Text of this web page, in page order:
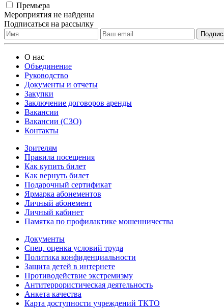
Премьера
Мероприятия не найдены
Подписаться на рассылку
О нас
Объединение
Руководство
Документы и отчеты
Закупки
Заключение договоров аренды
Вакансии
Вакансии (СЗО)
Контакты
Зрителям
Правила посещения
Как купить билет
Как вернуть билет
Подарочный сертификат
Ярмарка абонементов
Личный абонемент
Личный кабинет
Памятка по профилактике мошенничества
Документы
Спец. оценка условий труда
Политика конфиденциальности
Защита детей в интернете
Противодействие экстремизму
Антитеррористическая деятельность
Анкета качества
Карта доступности учреждений ТКТО